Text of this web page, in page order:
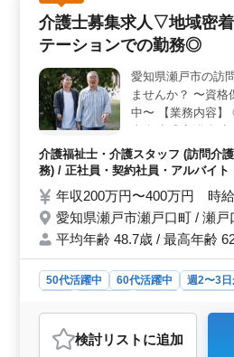
備経験を活かせる業務内容＞ 販
ラック、バスの車検整備、修理点
ます。これまでの整備経験を活か
実で安心＞ 車通勤が可能で通勤
です。交通費支給（上限なし）
加えて退職金制度もあり、福利厚
して長く働ける職場です。
介護士募集求人▽地域密
テーションでの勤務◎
愛知県瀬戸市の訪
ませんか？ 〜資格
中〜 【業務内容
事介助 ◎入浴介
助 ◎書類作成、書
や動作の介助 【
務でも気さくに聞
応募お待ちしており
介護福祉士・介護スタッフ (訪問介
務) / 正社員・契約社員・アルバイト
年収200万円〜400万円 時
愛知県瀬戸市瀬戸口町 / 瀬戸
平均年齢 48.7歳 / 最高年齢
50代活躍中 60代活躍中 週2〜3
介護福祉士・
おすすめポイント
検討リスト に追加